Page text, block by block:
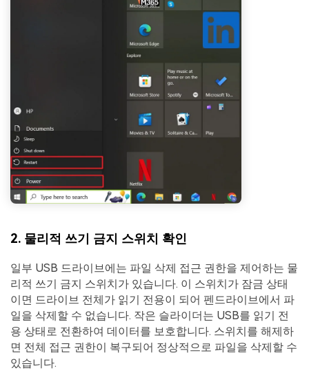
2. 물리적 쓰기 금지 스위치 확인
일부 USB 드라이브에는 파일 삭제 접근 권한을 제어하는 물
리적 쓰기 금지 스위치가 있습니다. 이 스위치가 잠금 상태
이면 드라이브 전체가 읽기 전용이 되어 펜드라이브에서 파
일을 삭제할 수 없습니다. 작은 슬라이더는 USB를 읽기 전
용 상태로 전환하여 데이터를 보호합니다. 스위치를 해제하
면 전체 접근 권한이 복구되어 정상적으로 파일을 삭제할 수
있습니다.